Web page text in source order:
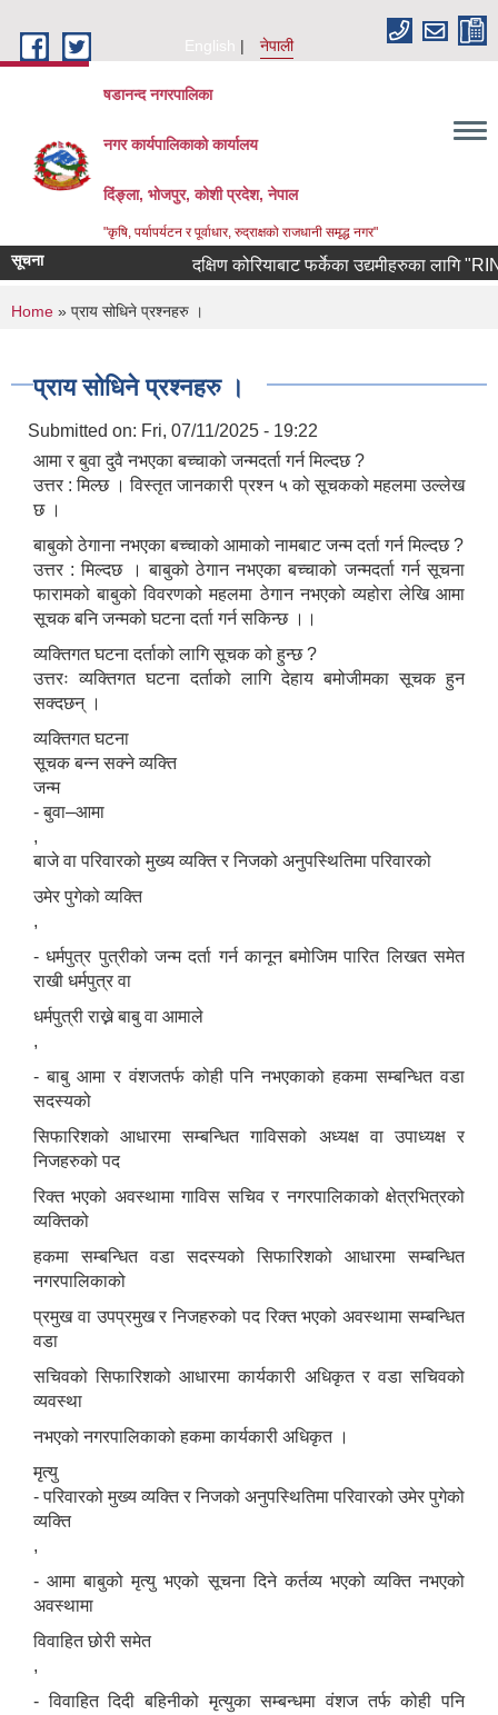
English
नेपाली
षडानन्द नगरपालिका
नगर कार्यपालिकाको कार्यालय
दिंङ्ला, भोजपुर, कोशी प्रदेश, नेपाल
"कृषि, पर्यापर्यटन र पूर्वाधार, रुद्राक्षको राजधानी समृद्ध नगर"
सूचना दक्षिण कोरियाबाट फर्केका उद्यमीहरुका लागि "RIN
You are here
Home » प्राय सोधिने प्रश्नहरु ।
प्राय सोधिने प्रश्नहरु ।
Submitted on: Fri, 07/11/2025 - 19:22
आमा र बुवा दुवै नभएका बच्चाको जन्मदर्ता गर्न मिल्दछ ?
उत्तर : मिल्छ । विस्तृत जानकारी प्रश्न ५ को सूचकको महलमा उल्लेख
छ ।
बाबुको ठेगाना नभएका बच्चाको आमाको नामबाट जन्म दर्ता गर्न मिल्दछ ?
उत्तर : मिल्दछ । बाबुको ठेगान नभएका बच्चाको जन्मदर्ता गर्न सूचना
फारामको बाबुको विवरणको महलमा ठेगान नभएको व्यहोरा लेखि आमा
सूचक बनि जन्मको घटना दर्ता गर्न सकिन्छ ।।
व्यक्तिगत घटना दर्ताको लागि सूचक को हुन्छ ?
उत्तरः व्यक्तिगत घटना दर्ताको लागि देहाय बमोजीमका सूचक हुन
सक्दछन् ।
व्यक्तिगत घटना
सूचक बन्न सक्ने व्यक्ति
जन्म
- बुवा–आमा
,
बाजे वा परिवारको मुख्य व्यक्ति र निजको अनुपस्थितिमा परिवारको
उमेर पुगेको व्यक्ति
,
- धर्मपुत्र पुत्रीको जन्म दर्ता गर्न कानून बमोजिम पारित लिखत समेत
राखी धर्मपुत्र वा
धर्मपुत्री राख्ने बाबु वा आमाले
,
- बाबु आमा र वंशजतर्फ कोही पनि नभएकाको हकमा सम्बन्धित वडा
सदस्यको
सिफारिशको आधारमा सम्बन्धित गाविसको अध्यक्ष वा उपाध्यक्ष र
निजहरुको पद
रिक्त भएको अवस्थामा गाविस सचिव र नगरपालिकाको क्षेत्रभित्रको
व्यक्तिको
हकमा सम्बन्धित वडा सदस्यको सिफारिशको आधारमा सम्बन्धित
नगरपालिकाको
प्रमुख वा उपप्रमुख र निजहरुको पद रिक्त भएको अवस्थामा सम्बन्धित
वडा
सचिवको सिफारिशको आधारमा कार्यकारी अधिकृत र वडा सचिवको
व्यवस्था
नभएको नगरपालिकाको हकमा कार्यकारी अधिकृत ।
मृत्यु
- परिवारको मुख्य व्यक्ति र निजको अनुपस्थितिमा परिवारको उमेर पुगेको
व्यक्ति
,
- आमा बाबुको मृत्यु भएको सूचना दिने कर्तव्य भएको व्यक्ति नभएको
अवस्थामा
विवाहित छोरी समेत
,
- विवाहित दिदी बहिनीको मृत्युका सम्बन्धमा वंशज तर्फ कोही पनि